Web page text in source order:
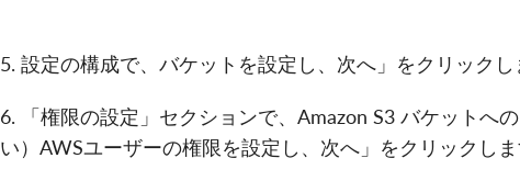
5. 設定の構成で、バケットを設定し、次へ」をクリックし
6. 「権限の設定」セクションで、Amazon S3 バケットへ
い）AWSユーザーの権限を設定し、次へ」をクリックしま